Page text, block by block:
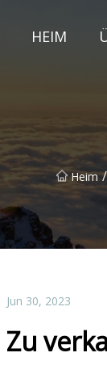
HEIM
Heim /
Jun 30, 2023
Zu